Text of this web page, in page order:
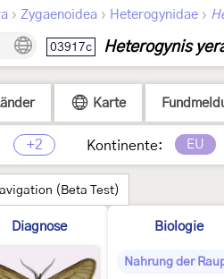
› Zygaenoidea › Heterogynidae ›
03917c Heterogynis
Karte
+2 Kontinente: EU
(Beta Test)
Diagnose Biologie
Nahrung der